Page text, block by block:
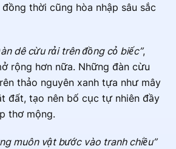
thời cũng hòa nhập sâu sắc
dê cừu rải trên đồng cỏ biếc”,
rộng hơn nữa. Những đàn cừu
thảo nguyên xanh tựa như mây
đất, tạo nên bố cục tự nhiên đầy
thơ mộng.
muôn vật bước vào tranh chiều”